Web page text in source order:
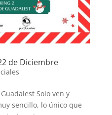
de Diciembre
Solo ven y
sencillo, lo único que